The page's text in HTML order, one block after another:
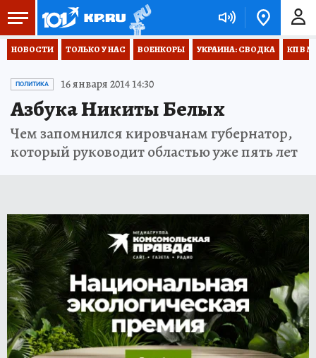
НОВОСТИ ТОЛЬКО У НАС ВОЕНКОРЫ УКРАИНА: СВОДКА КП В
ПОЛИТИКА 16 января 2014 14:30
Азбука Никиты Белых
Чем запомнился кировчанам губернатор,
который руководит областью уже пять лет